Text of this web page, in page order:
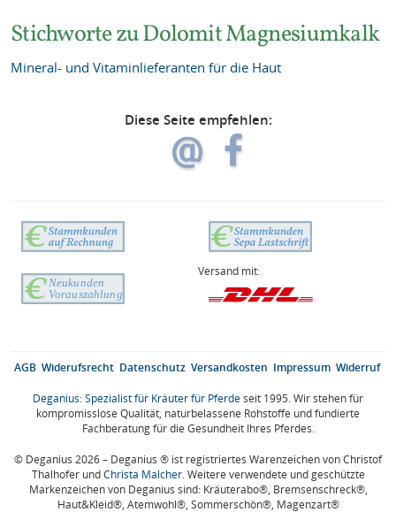
Stichworte zu Dolomit Magnesiumkalk
Mineral- und Vitaminlieferanten für die Haut
Diese Seite empfehlen:
Versand mit:
AGB Widerufsrecht Datenschutz Versandkosten Impressum Widerruf
Deganius: Spezialist für Kräuter für Pferdeseit 1995. Wir stehen für
kompromisslose Qualität, naturbelassene Rohstoffe und fundierte
Fachberatung für die Gesundheit Ihres Pferdes.
© Deganius 2026 – Deganius ® ist registriertes Warenzeichen von Christof
Thalhofer undChrista Malcher. Weitere verwendete und geschützte
Markenzeichen von Deganius sind: Kräuterabo®, Bremsenschreck®,
Haut&Kleid®, Atemwohl®, Sommerschön®, Magenzart®